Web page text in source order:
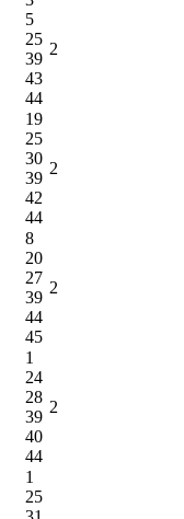
5
25
39
43
44
2
19
25
30
39
42
44
2
8
20
27
39
44
45
2
1
24
28
39
40
44
2
1
25